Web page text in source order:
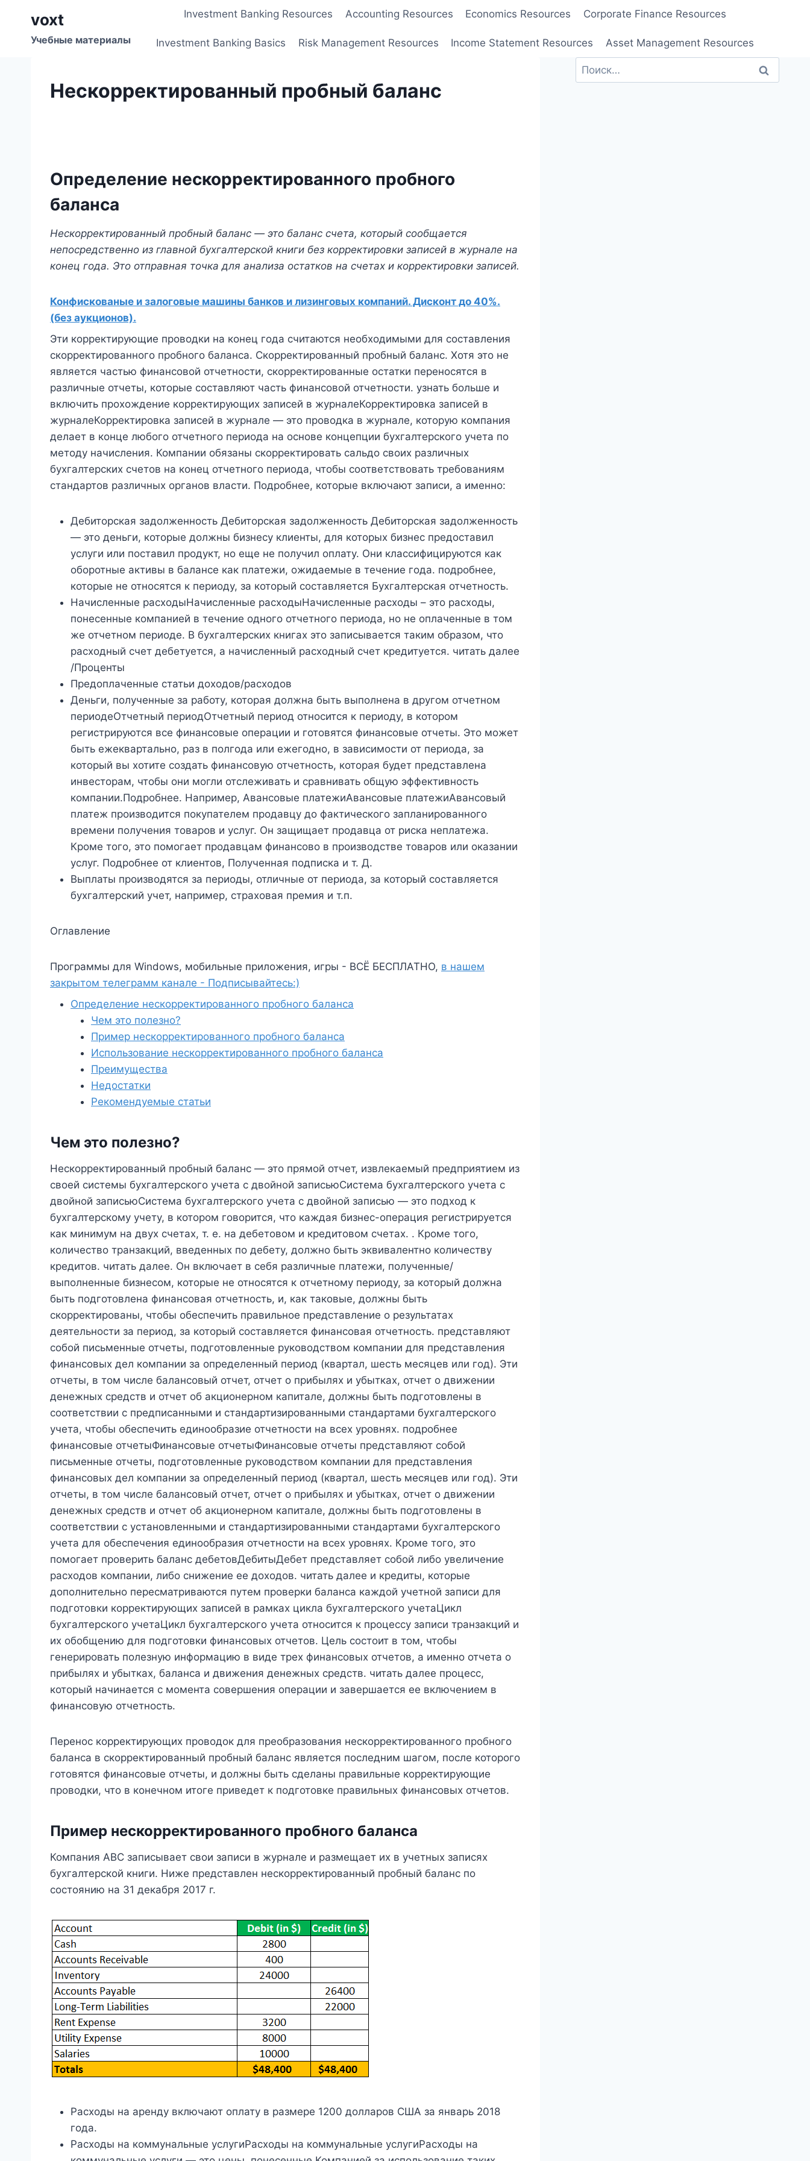
содержимому
voxt
Учебные материалы
Investment Banking Resources Accounting Resources Economics Resources Corporate Finance Resources
Investment Banking Basics Risk Management Resources Income Statement Resources Asset Management Resources
Нескорректированный пробный баланс
Определение нескорректированного пробного
баланса
Нескорректированный пробный баланс — это баланс счета, который сообщается
непосредственно из главной бухгалтерской книги без корректировки записей в журнале на
конец года. Это отправная точка для анализа остатков на счетах и ​​корректировки записей.
Конфискованые и залоговые машины банков и лизинговых компаний. Дисконт до 40%.
(без аукционов).
Эти корректирующие проводки на конец года считаются необходимыми для составления
скорректированного пробного баланса. Скорректированный пробный баланс. Хотя это не
является частью финансовой отчетности, скорректированные остатки переносятся в
различные отчеты, которые составляют часть финансовой отчетности. узнать больше и
включить прохождение корректирующих записей в журналеКорректировка записей в
журналеКорректировка записей в журнале — это проводка в журнале, которую компания
делает в конце любого отчетного периода на основе концепции бухгалтерского учета по
методу начисления. Компании обязаны скорректировать сальдо своих различных
бухгалтерских счетов на конец отчетного периода, чтобы соответствовать требованиям
стандартов различных органов власти. Подробнее, которые включают записи, а именно:
Дебиторская задолженность Дебиторская задолженность Дебиторская задолженность
— это деньги, которые должны бизнесу клиенты, для которых бизнес предоставил
услуги или поставил продукт, но еще не получил оплату. Они классифицируются как
оборотные активы в балансе как платежи, ожидаемые в течение года. подробнее,
которые не относятся к периоду, за который составляется Бухгалтерская отчетность.
Начисленные расходыНачисленные расходыНачисленные расходы – это расходы,
понесенные компанией в течение одного отчетного периода, но не оплаченные в том
же отчетном периоде. В бухгалтерских книгах это записывается таким образом, что
расходный счет дебетуется, а начисленный расходный счет кредитуется. читать далее
/Проценты
Предоплаченные статьи доходов/расходов
Деньги, полученные за работу, которая должна быть выполнена в другом отчетном
периодеОтчетный периодОтчетный период относится к периоду, в котором
регистрируются все финансовые операции и готовятся финансовые отчеты. Это может
быть ежеквартально, раз в полгода или ежегодно, в зависимости от периода, за
который вы хотите создать финансовую отчетность, которая будет представлена ​​
инвесторам, чтобы они могли отслеживать и сравнивать общую эффективность
компании.Подробнее. Например, Авансовые платежиАвансовые платежиАвансовый
платеж производится покупателем продавцу до фактического запланированного
времени получения товаров и услуг. Он защищает продавца от риска неплатежа.
Кроме того, это помогает продавцам финансово в производстве товаров или оказании
услуг. Подробнее от клиентов, Полученная подписка и т. Д.
Выплаты производятся за периоды, отличные от периода, за который составляется
бухгалтерский учет, например, страховая премия и т.п.
Оглавление
Программы для Windows, мобильные приложения, игры - ВСЁ БЕСПЛАТНО, в нашем
закрытом телеграмм канале - Подписывайтесь:)
Определение нескорректированного пробного баланса
Чем это полезно?
Пример нескорректированного пробного баланса
Использование нескорректированного пробного баланса
Преимущества
Недостатки
Рекомендуемые статьи
Чем это полезно?
Нескорректированный пробный баланс — это прямой отчет, извлекаемый предприятием из
своей системы бухгалтерского учета с двойной записьюСистема бухгалтерского учета с
двойной записьюСистема бухгалтерского учета с двойной записью — это подход к
бухгалтерскому учету, в котором говорится, что каждая бизнес-операция регистрируется
как минимум на двух счетах, т. е. на дебетовом и кредитовом счетах. . Кроме того,
количество транзакций, введенных по дебету, должно быть эквивалентно количеству
кредитов. читать далее. Он включает в себя различные платежи, полученные/
выполненные бизнесом, которые не относятся к отчетному периоду, за который должна
быть подготовлена ​​финансовая отчетность, и, как таковые, должны быть
скорректированы, чтобы обеспечить правильное представление о результатах
деятельности за период, за который составляется финансовая отчетность. представляют
собой письменные отчеты, подготовленные руководством компании для представления
финансовых дел компании за определенный период (квартал, шесть месяцев или год). Эти
отчеты, в том числе балансовый отчет, отчет о прибылях и убытках, отчет о движении
денежных средств и отчет об акционерном капитале, должны быть подготовлены в
соответствии с предписанными и стандартизированными стандартами бухгалтерского
учета, чтобы обеспечить единообразие отчетности на всех уровнях. подробнее
финансовые отчетыФинансовые отчетыФинансовые отчеты представляют собой
письменные отчеты, подготовленные руководством компании для представления
финансовых дел компании за определенный период (квартал, шесть месяцев или год). Эти
отчеты, в том числе балансовый отчет, отчет о прибылях и убытках, отчет о движении
денежных средств и отчет об акционерном капитале, должны быть подготовлены в
соответствии с установленными и стандартизированными стандартами бухгалтерского
учета для обеспечения единообразия отчетности на всех уровнях. Кроме того, это
помогает проверить баланс дебетовДебитыДебет представляет собой либо увеличение
расходов компании, либо снижение ее доходов. читать далее и кредиты, которые
дополнительно пересматриваются путем проверки баланса каждой учетной записи для
подготовки корректирующих записей в рамках цикла бухгалтерского учетаЦикл
бухгалтерского учетаЦикл бухгалтерского учета относится к процессу записи транзакций и
их обобщению для подготовки финансовых отчетов. Цель состоит в том, чтобы
генерировать полезную информацию в виде трех финансовых отчетов, а именно отчета о
прибылях и убытках, баланса и движения денежных средств. читать далее процесс,
который начинается с момента совершения операции и завершается ее включением в
финансовую отчетность.
Перенос корректирующих проводок для преобразования нескорректированного пробного
баланса в скорректированный пробный баланс является последним шагом, после которого
готовятся финансовые отчеты, и должны быть сделаны правильные корректирующие
проводки, что в конечном итоге приведет к подготовке правильных финансовых отчетов.
Пример нескорректированного пробного баланса
Компания ABC записывает свои записи в журнале и размещает их в учетных записях
бухгалтерской книги. Ниже представлен нескорректированный пробный баланс по
состоянию на 31 декабря 2017 г.
Расходы на аренду включают оплату в размере 1200 долларов США за январь 2018
года.
Расходы на коммунальные услугиРасходы на коммунальные услугиРасходы на
Найти: